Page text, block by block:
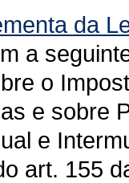
da
a
o
e sobre
e
art. 155